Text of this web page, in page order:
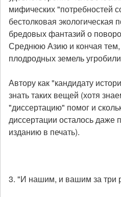
мифических "потребностей
бестолковая экологическая
бредовых фантазий о
Среднюю Азию и кончая тем,
плодродных земель
Автору как "кандидату
знать таких вещей (хотя
"диссертацию" помог и
диссертации осталось даже
изданию в печать).
3. "И нашим, и вашим за три